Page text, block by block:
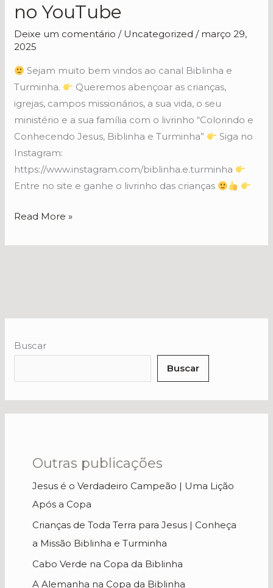
no YouTube
Deixe um comentário / Uncategorized / março 29,
2025
Sejam muito bem vindos ao canal Biblinha e
Turminha.
Queremos abençoar as crianças,
igrejas, campos missionários, a sua vida, o seu
ministério e a sua família com o livrinho “Colorindo e
Conhecendo Jesus, Biblinha e Turminha”
Siga no
Instagram:
https://www.instagram.com/biblinha.e.turminha
Entre no site e ganhe o livrinho das crianças
e
Turminha
no
YouTube
Read More »
Buscar
Buscar
Outras publicações
Jesus é o Verdadeiro Campeão | Uma Lição
Após a Copa
Crianças de Toda Terra para Jesus | Conheça
a Missão Biblinha e Turminha
Cabo Verde na Copa da Biblinha
A Alemanha na Copa da Biblinha